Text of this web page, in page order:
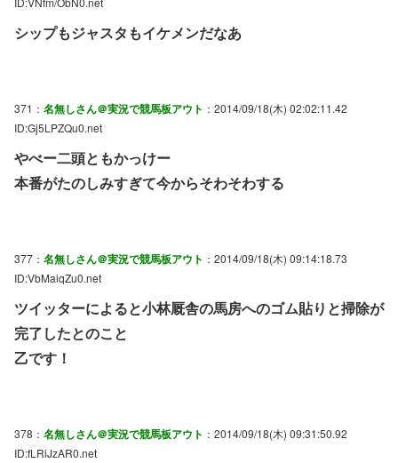
シップもジャスタもイケメンだなあ
371： 名無しさん＠実況で競馬板アウト ：2014/09/18(木) 02:02:11.42
ID:Gj5LPZQu0.net
やべー二頭ともかっけー
本番がたのしみすぎて今からそわそわする
377： 名無しさん＠実況で競馬板アウト ：2014/09/18(木) 09:14:18.73
ID:VbMaiqZu0.net
ツイッターによると小林厩舎の馬房へのゴム貼りと掃除が
完了したとのこと
乙です！
378： 名無しさん＠実況で競馬板アウト ：2014/09/18(木) 09:31:50.92
ID:fLRiJzAR0.net